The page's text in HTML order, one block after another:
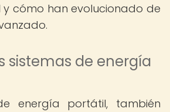
cómo han evolucionado de
sistemas de energía
energía portátil, también